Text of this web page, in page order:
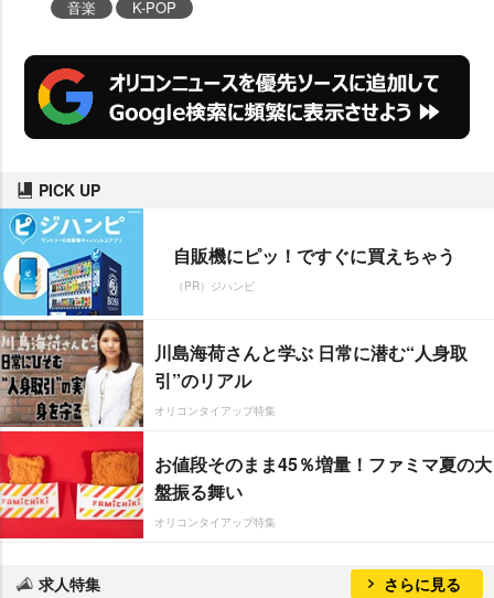
音楽 K-POP
PICK UP
自販機にピッ！ですぐに買えちゃう
（PR）ジハンピ
川島海荷さんと学ぶ 日常に潜む“人身取
引”のリアル
オリコンタイアップ特集
お値段そのまま45％増量！ファミマ夏の大
盤振る舞い
オリコンタイアップ特集
求人特集 さらに見る